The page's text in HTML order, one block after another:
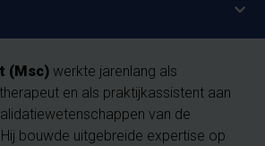
(Msc) werkte jarenlang als
en als praktijkassistent aan
van de
bouwde uitgebreide expertise op